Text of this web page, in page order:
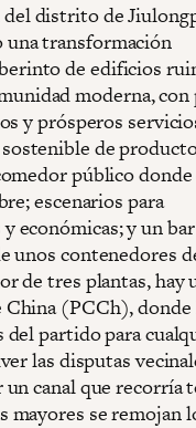
del distrito de
una transformación
de edificios
moderna, con
y prósperos
de
público
escenarios para
económicas; y un
unos contenedores
de tres plantas, hay
(PCCh), donde
del partido para
las disputas
un canal que recorría
mayores se remojan